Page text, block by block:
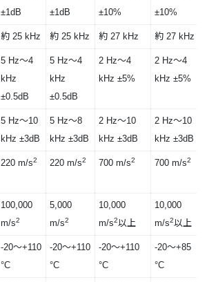
±1dB
±1dB
±10%
±10%
約 25 kHz 約 25 kHz 約 27 kHz 約 27 kHz
5 Hz～4
kHz
±0.5dB
5 Hz～4
kHz
±0.5dB
2 Hz～4
kHz ±5%
2 Hz～4
kHz ±5%
5 Hz～10
kHz ±3dB
5 Hz～8
kHz ±3dB
2 Hz～10
kHz ±3dB
2 Hz～10
kHz ±3dB
220 m/s2 220 m/s2 700 m/s2 700 m/s2
100,000
m/s2
5,000
m/s2
10,000
m/s2以上
10,000
m/s2以上
-20～+110
°C
-20～+110
°C
-20～+110
°C
-20～+85
°C